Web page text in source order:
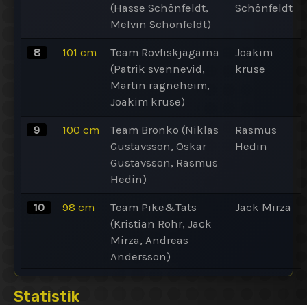
(Hasse Schönfeldt,
Melvin Schönfeldt)
Schönfeldt
8 101 cm
Team Rovfiskjägarna
(Patrik svennevid,
Martin ragneheim,
Joakim kruse)
Joakim
kruse
9 100 cm
Team Bronko (Niklas
Gustavsson, Oskar
Gustavsson, Rasmus
Hedin)
Rasmus
Hedin
10 98 cm
Team Pike&Tats
(Kristian Rohr, Jack
Mirza, Andreas
Andersson)
Jack Mirza
Statistik